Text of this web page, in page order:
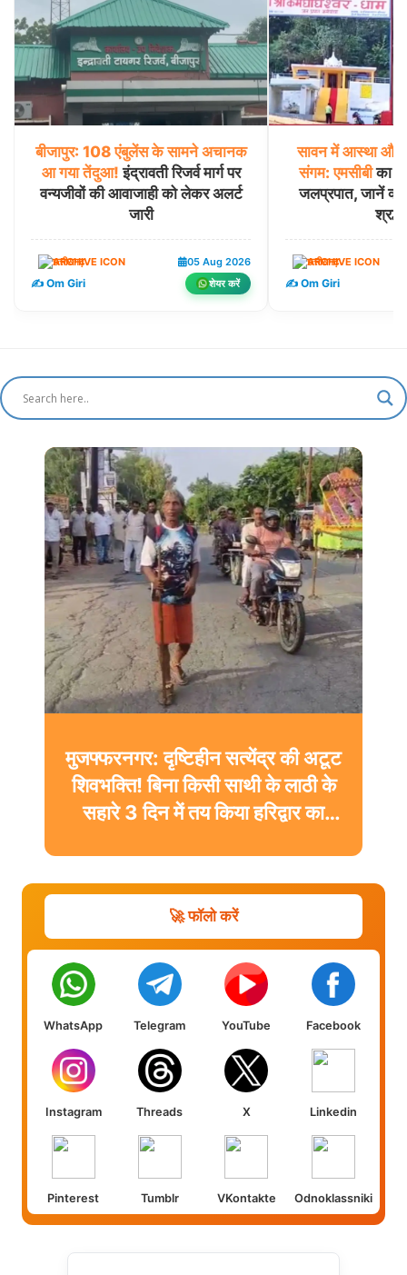
बीजापुर: 108 एंबुलेंस के सामने अचानक
आ गया तेंदुआ! इंद्रावती रिजर्व मार्ग पर
वन्यजीवों की आवाजाही को लेकर अलर्ट
जारी
छत्तीसगढ़ 05 Aug 2026
✍️ Om Giri शेयर करें
सावन में आस्था और
संगम: एमसीबीका
जलप्रपात, जानें
छत्तीसगढ़
✍️ Om Giri
मुजफ्फरनगर: दृष्टिहीन सत्येंद्र की अटूट
शिवभक्ति! बिना किसी साथी के लाठी के
सहारे 3 दिन में तय किया हरिद्वार का
🚀 फॉलो करें
WhatsApp Telegram YouTube Facebook
Instagram Threads X Linkedin
Pinterest Tumblr VKontakte Odnoklassniki